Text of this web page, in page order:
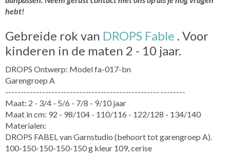
hebt!
Gebreide rok van DROPS Fable . Voor
kinderen in de maten 2 - 10 jaar.
DROPS Ontwerp: Model fa-017-bn
Garengroep A
-------------------------------------------------- --------
Maat: 2 - 3/4 - 5/6 - 7/8 - 9/10 jaar
Maat in cm: 92 - 98/104 - 110/116 - 122/128 - 134/140
Materialen:
DROPS FABEL van Garnstudio (behoort tot garengroep A).
100-150-150-150-150 g kleur 109, cerise